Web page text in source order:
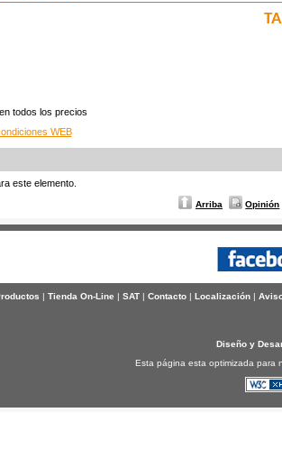
todos los precios
WEB
este elemento.
Arriba Opinión
| Tienda On-Line | SAT| Contacto| Localización|
Diseño y
Esta página esta optimizada para